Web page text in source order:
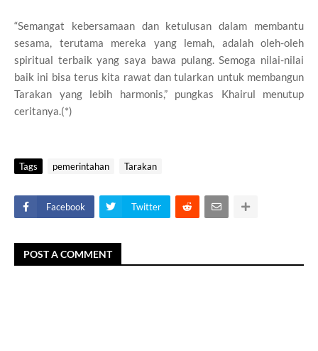
“Semangat kebersamaan dan ketulusan dalam membantu
sesama, terutama mereka yang lemah, adalah oleh-oleh
spiritual terbaik yang saya bawa pulang. Semoga nilai-nilai
baik ini bisa terus kita rawat dan tularkan untuk membangun
Tarakan yang lebih harmonis,” pungkas Khairul menutup
ceritanya.(*)
Tags pemerintahan Tarakan
Facebook Twitter
POST A COMMENT